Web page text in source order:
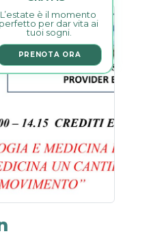
L’estate è il momento
perfetto per dar vita ai
tuoi sogni.
PRENOTA ORA